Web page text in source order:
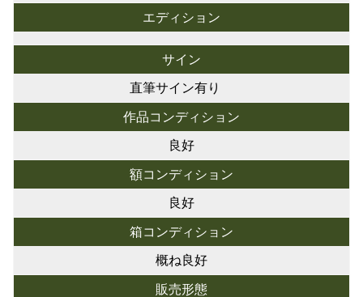
エディション
サイン
直筆サイン有り
作品コンディション
良好
額コンディション
良好
箱コンディション
概ね良好
販売形態